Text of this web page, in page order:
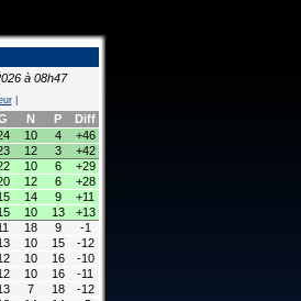
à 08h47
|
N P
Diff
10 4
+46
12 3
+42
10 6
+29
12 6
+28
14 9
+11
10 13
+13
18 9
-1
10 15
-12
10 16
-10
10 16
-11
7 18
-12